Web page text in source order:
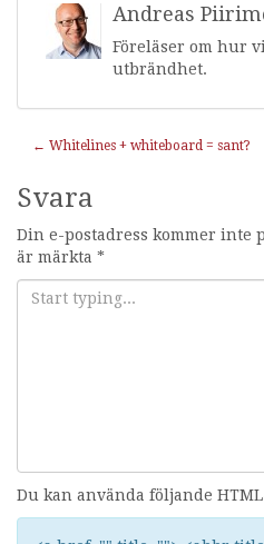
Andreas
Föreläser om hur
utbrändhet.
Inläggnavigering
← Whitelines + whiteboard = sant?
Svara
Din e-postadress kommer inte
är märkta *
Du kan använda följande